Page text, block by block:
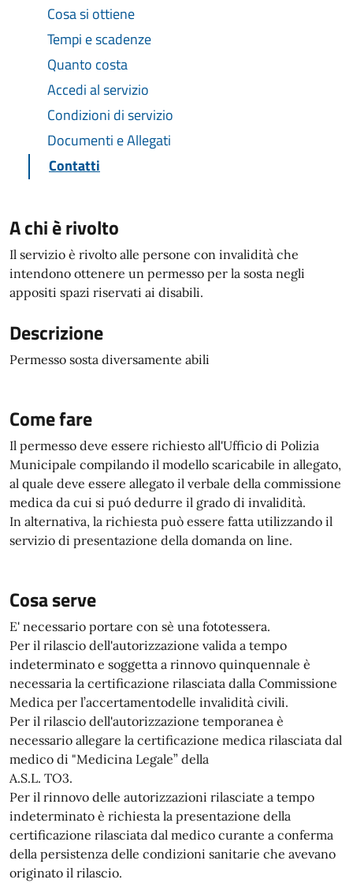
Cosa si ottiene
Tempi e scadenze
Quanto costa
Accedi al servizio
Condizioni di servizio
Documenti e Allegati
Contatti
A chi è rivolto
Il servizio è rivolto alle persone con invalidità che
intendono ottenere un permesso per la sosta negli
appositi spazi riservati ai disabili.
Descrizione
Permesso sosta diversamente abili
Come fare
Il permesso deve essere richiesto all'Ufficio di Polizia
Municipale compilando il modello scaricabile in allegato,
al quale deve essere allegato il verbale della commissione
medica da cui si puó dedurre il grado di invalidità.
In alternativa, la richiesta può essere fatta utilizzando il
servizio di presentazione della domanda on line.
Cosa serve
E' necessario portare con sè una fototessera.
Per il rilascio dell'autorizzazione valida a tempo
indeterminato e soggetta a rinnovo quinquennale è
necessaria la certificazione rilasciata dalla Commissione
Medica per l’accertamentodelle invalidità civili.
Per il rilascio dell'autorizzazione temporanea è
necessario allegare la certificazione medica rilasciata dal
medico di "Medicina Legale” della
A.S.L. TO3.
Per il rinnovo delle autorizzazioni rilasciate a tempo
indeterminato è richiesta la presentazione della
certificazione rilasciata dal medico curante a conferma
della persistenza delle condizioni sanitarie che avevano
originato il rilascio.